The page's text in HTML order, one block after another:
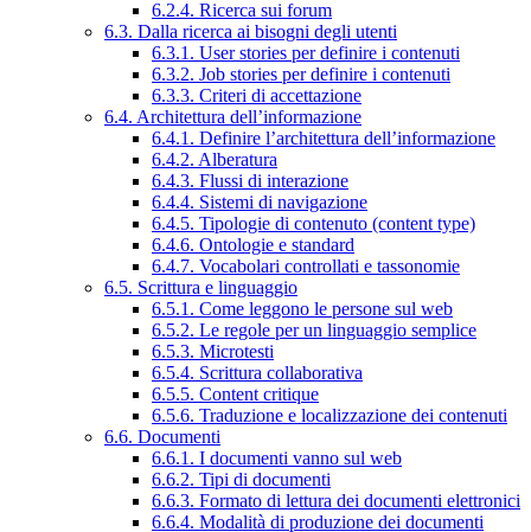
6.2.4. Ricerca sui forum
6.3. Dalla ricerca ai bisogni degli utenti
6.3.1. User stories per definire i contenuti
6.3.2. Job stories per definire i contenuti
6.3.3. Criteri di accettazione
6.4. Architettura dell’informazione
6.4.1. Definire l’architettura dell’informazione
6.4.2. Alberatura
6.4.3. Flussi di interazione
6.4.4. Sistemi di navigazione
6.4.5. Tipologie di contenuto (content type)
6.4.6. Ontologie e standard
6.4.7. Vocabolari controllati e tassonomie
6.5. Scrittura e linguaggio
6.5.1. Come leggono le persone sul web
6.5.2. Le regole per un linguaggio semplice
6.5.3. Microtesti
6.5.4. Scrittura collaborativa
6.5.5. Content critique
6.5.6. Traduzione e localizzazione dei contenuti
6.6. Documenti
6.6.1. I documenti vanno sul web
6.6.2. Tipi di documenti
6.6.3. Formato di lettura dei documenti elettronici
6.6.4. Modalità di produzione dei documenti